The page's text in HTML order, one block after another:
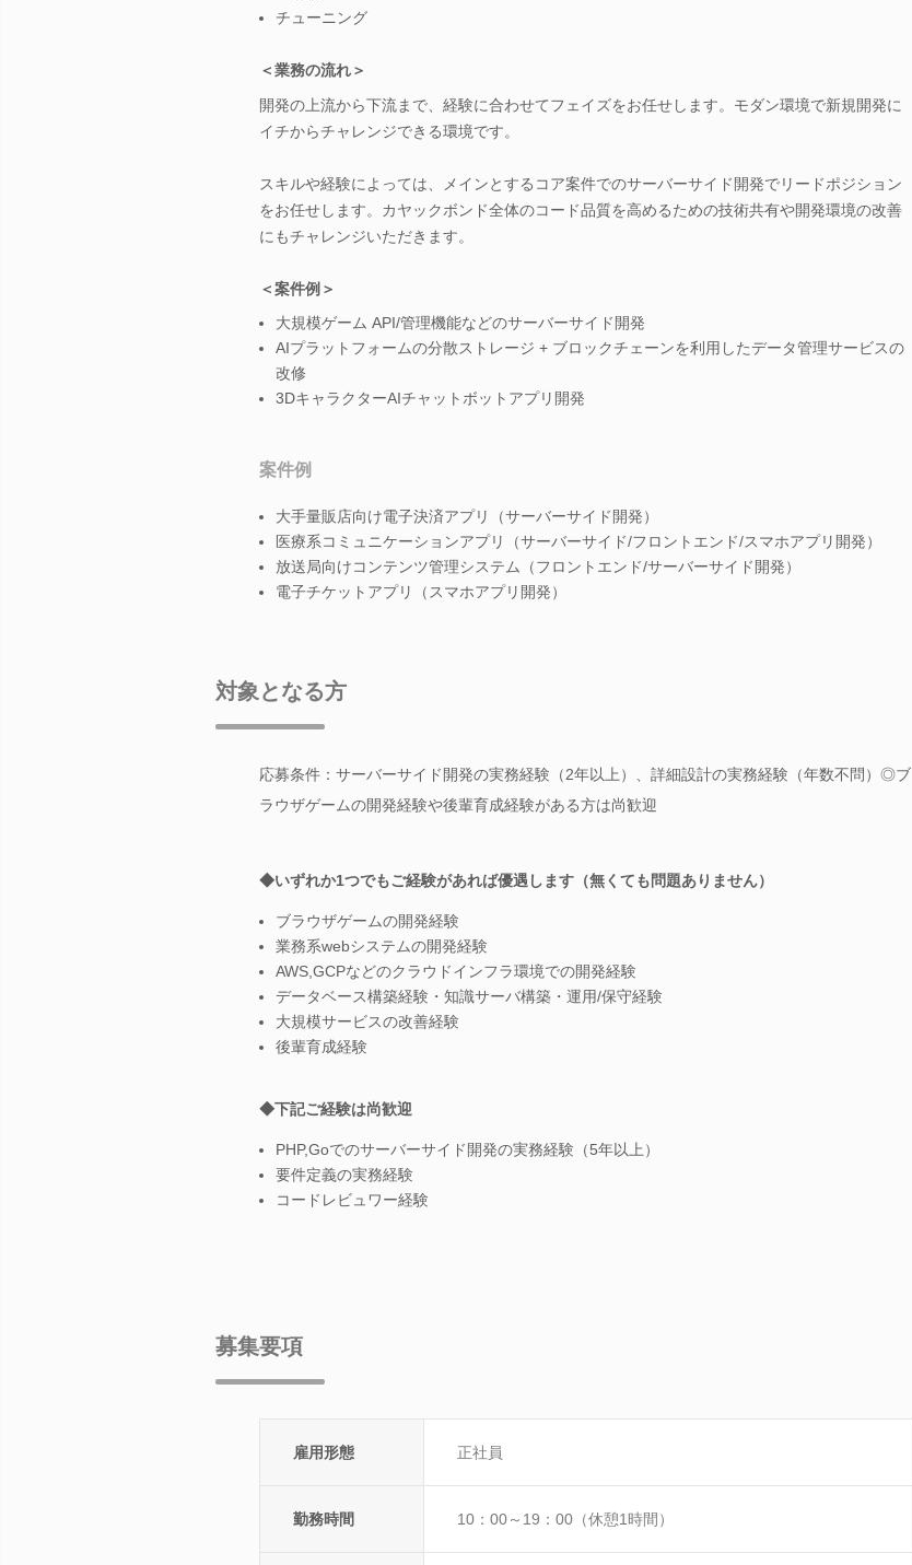
チューニング
＜業務の流れ＞
開発の上流から下流まで、経験に合わせてフェイズをお任せします。モダン環境で新規開発に
イチからチャレンジできる環境です。
スキルや経験によっては、メインとするコア案件でのサーバーサイド開発でリードポジション
をお任せします。カヤックボンド全体のコード品質を高めるための技術共有や開発環境の改善
にもチャレンジいただきます。
＜案件例＞
大規模ゲーム API/管理機能などのサーバーサイド開発
AIプラットフォームの分散ストレージ + ブロックチェーンを利用したデータ管理サービスの
改修
3DキャラクターAIチャットボットアプリ開発
案件例
大手量販店向け電子決済アプリ（サーバーサイド開発）
医療系コミュニケーションアプリ（サーバーサイド/フロントエンド/スマホアプリ開発）
放送局向けコンテンツ管理システム（フロントエンド/サーバーサイド開発）
電子チケットアプリ（スマホアプリ開発）
対象となる方
応募条件：サーバーサイド開発の実務経験（2年以上）、詳細設計の実務経験（年数不問）◎ブ
ラウザゲームの開発経験や後輩育成経験がある方は尚歓迎
◆いずれか1つでもご経験があれば優遇します（無くても問題ありません）
ブラウザゲームの開発経験
業務系webシステムの開発経験
AWS,GCPなどのクラウドインフラ環境での開発経験
データベース構築経験・知識サーバ構築・運用/保守経験
大規模サービスの改善経験
後輩育成経験
◆下記ご経験は尚歓迎
PHP,Goでのサーバーサイド開発の実務経験（5年以上）
要件定義の実務経験
コードレビュワー経験
募集要項
雇用形態 正社員
勤務時間 10：00～19：00（休憩1時間）